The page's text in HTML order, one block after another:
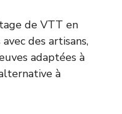
de VTT en
des artisans,
adaptées à
à